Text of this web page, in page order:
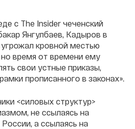
с The Insider чеченский
Янгулбаев, Кадыров в
кровной местью
время от времени ему
свои устные приказы,
прописанного в законах».
<силовых структур>
не ссылаясь на
а ссылаясь на